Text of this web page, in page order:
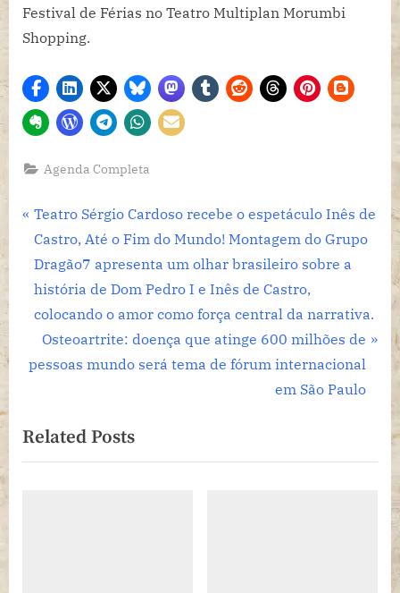
Agenda Completa
Navegação
de
Post
P
r
e
v
i
u
o
s
Teatro Sérgio Cardoso recebe o espetáculo Inês de
Castro, Até o Fim do Mundo! Montagem do Grupo
Dragão7 apresenta um olhar brasileiro sobre a
história de Dom Pedro I e Inês de Castro,
colocando o amor como força central da narrativa.
N
e
P
o
Osteoartrite: doença que atinge 600 milhões de
pessoas mundo será tema de fórum internacional
em São Paulo
Related Posts